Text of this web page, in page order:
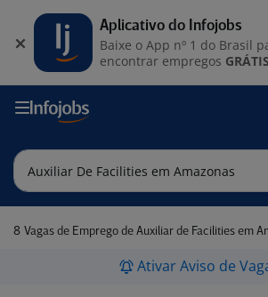
8 Vagas de Emprego de Auxiliar de Facilities em
Ativar Aviso de
Aplicativo do Infojobs
Baixe o App nº 1 do Brasil
encontrar empregos